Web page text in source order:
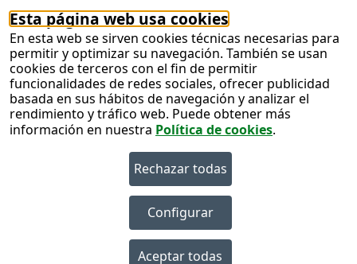
Esta página web usa cookies
En esta web se sirven cookies técnicas necesarias para
permitir y optimizar su navegación. También se usan
cookies de terceros con el fin de permitir
funcionalidades de redes sociales, ofrecer publicidad
basada en sus hábitos de navegación y analizar el
rendimiento y tráfico web. Puede obtener más
información en nuestra Política de cookies.